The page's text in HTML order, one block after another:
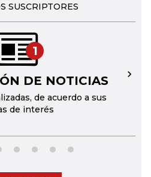
SUSCRIPTORES
1
DE NOTICIAS
de acuerdo a sus
de interés
→